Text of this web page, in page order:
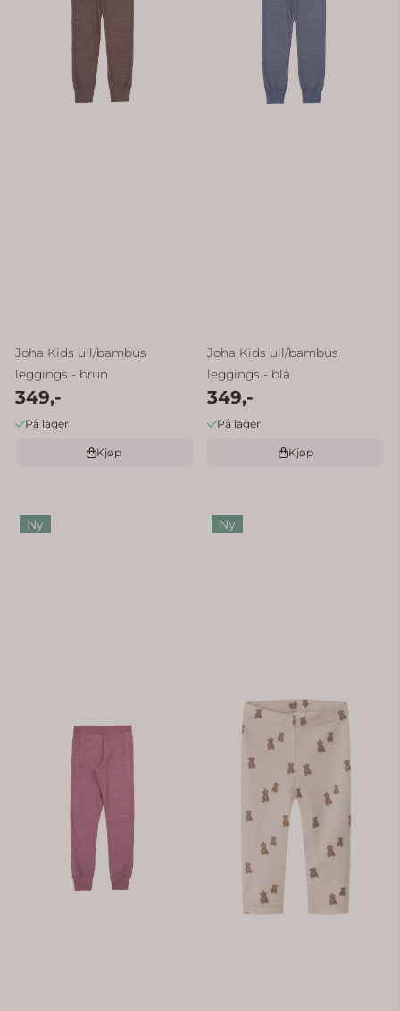
Joha Kids ull/bambus
leggings - brun
349,-
På lager
Kjøp
Joha Kids ull/bambus
leggings - blå
349,-
På lager
Kjøp
Ny Ny